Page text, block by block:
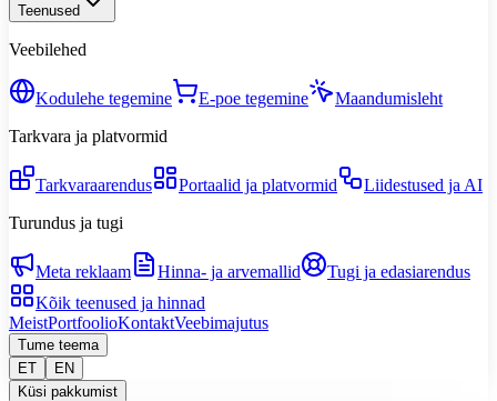
Teenused
Veebilehed
Kodulehe tegemine E-poe tegemine
Maandumisleht
Tarkvara ja platvormid
Tarkvaraarendus Portaalid ja platvormid
Liidestused ja AI
Turundus ja tugi
Meta reklaam Hinna- ja arvemallid
Tugi ja edasiarendus
Kõik teenused ja hinnad
MeistPortfoolioKontaktVeebimajutus
Tume teema
ET
EN
Küsi pakkumist